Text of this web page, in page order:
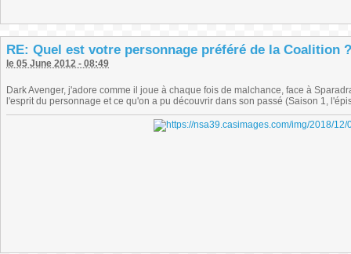
RE: Quel est votre personnage préféré de la Coalition ?
le 05 June 2012 - 08:49
Dark Avenger, j'adore comme il joue à chaque fois de malchance, face à
l'esprit du personnage et ce qu'on a pu découvrir dans son passé (Saison 1,